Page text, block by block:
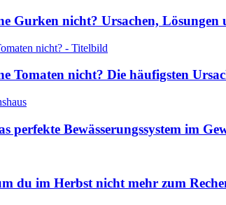
Gurken nicht? Ursachen,
Tomaten nicht? Die häufigsten
perfekte Bewässerungssystem im
du im Herbst nicht mehr zum